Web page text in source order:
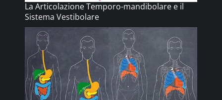
La Articolazione Temporo-mandibolare e il
Sistema Vestibolare